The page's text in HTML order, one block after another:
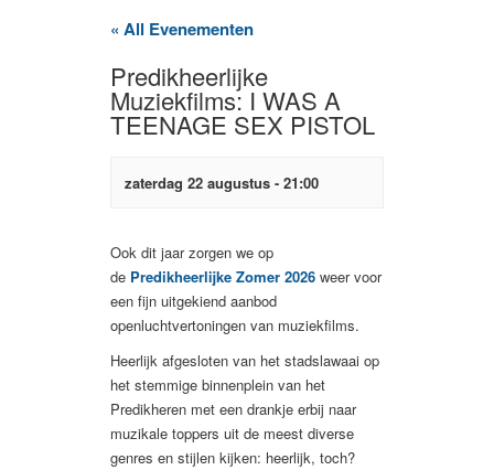
« All Evenementen
Predikheerlijke
Muziekfilms: I WAS A
TEENAGE SEX PISTOL
zaterdag 22 augustus - 21:00
Ook dit jaar zorgen we op
de Predikheerlijke Zomer 2026 weer voor
een fijn uitgekiend aanbod
openluchtvertoningen van muziekfilms.
Heerlijk afgesloten van het stadslawaai op
het stemmige binnenplein van het
Predikheren met een drankje erbij naar
muzikale toppers uit de meest diverse
genres en stijlen kijken: heerlijk, toch?